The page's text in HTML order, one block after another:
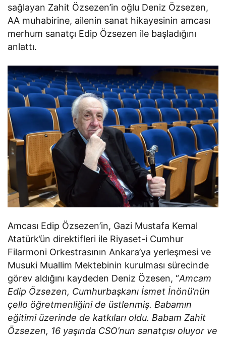
sağlayan Zahit Özsezen’in oğlu Deniz Özsezen,
AA muhabirine, ailenin sanat hikayesinin amcası
merhum sanatçı Edip Özsezen ile başladığını
anlattı.
Amcası Edip Özsezen’in, Gazi Mustafa Kemal
Atatürk’ün direktifleri ile Riyaset-i Cumhur
Filarmoni Orkestrasının Ankara’ya yerleşmesi ve
Musuki Muallim Mektebinin kurulması sürecinde
görev aldığını kaydeden Deniz Özesen, “Amcam
Edip Özsezen, Cumhurbaşkanı İsmet İnönü’nün
çello öğretmenliğini de üstlenmiş. Babamın
eğitimi üzerinde de katkıları oldu. Babam Zahit
Özsezen, 16 yaşında CSO’nun sanatçısı oluyor ve